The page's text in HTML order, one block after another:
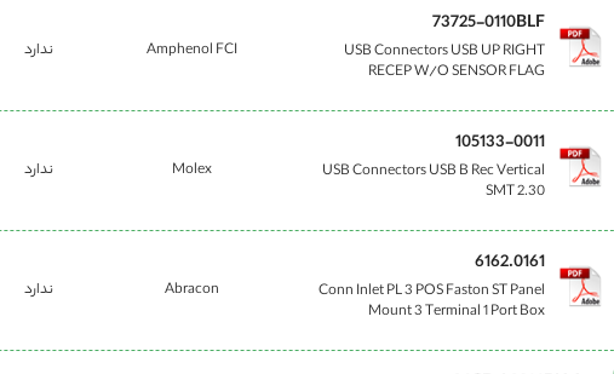
73725-0110BLF
USB Connectors USB UP RIGHT
RECEP W/O SENSOR FLAG
Amphenol FCI ندارد
105133-0011
USB Connectors USB B Rec Vertical
SMT 2.30
Molex ندارد
6162.0161
Conn Inlet PL 3 POS Faston ST Panel
Mount 3 Terminal 1 Port Box
Abracon ندارد